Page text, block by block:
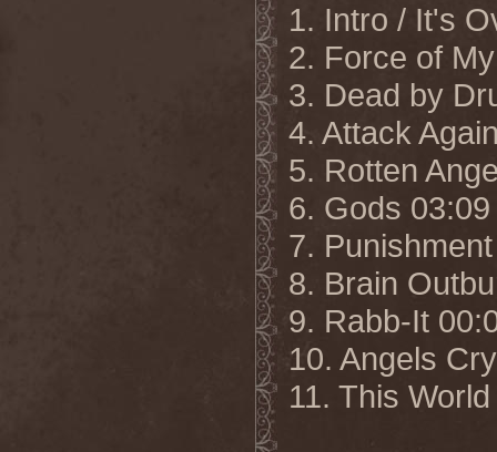
1. Intro / It's
2. Force of
3. Dead by
4. Attack
5. Rotten
6. Gods 03:09
7.
8. Brain
9. Rabb-It
10. Angels
11. This